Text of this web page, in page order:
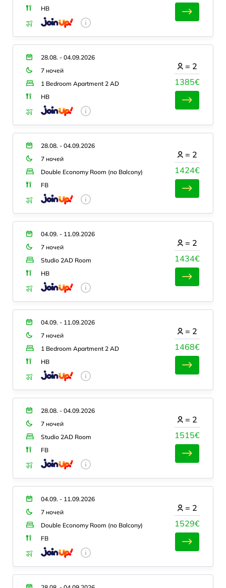
HB
28.08. - 04.09.2026
7 ночей
1 Bedroom Apartment 2 AD
HB
1385€
= 2
28.08. - 04.09.2026
7 ночей
Double Economy Room (no Balcony)
FB
1424€
= 2
04.09. - 11.09.2026
7 ночей
Studio 2AD Room
HB
1434€
= 2
04.09. - 11.09.2026
7 ночей
1 Bedroom Apartment 2 AD
HB
1468€
= 2
28.08. - 04.09.2026
7 ночей
Studio 2AD Room
FB
1515€
= 2
04.09. - 11.09.2026
7 ночей
Double Economy Room (no Balcony)
FB
1529€
= 2